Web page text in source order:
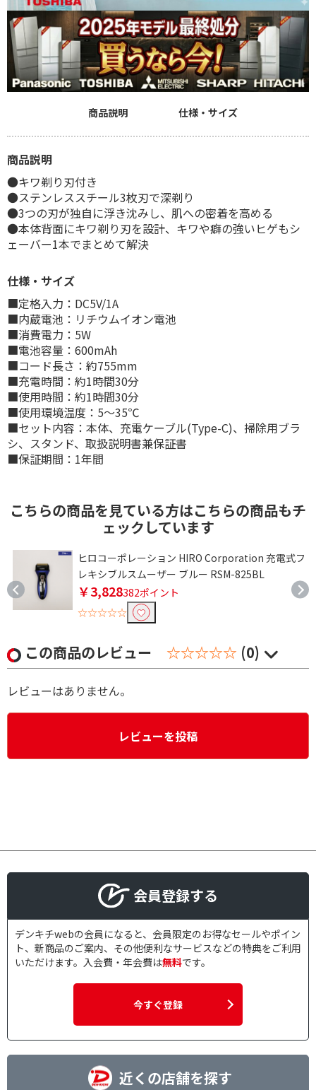
商品説明 仕様・サイズ
商品説明
●キワ剃り刃付き
●ステンレススチール3枚刃で深剃り
●3つの刃が独自に浮き沈みし、肌への密着を高める
●本体背面にキワ剃り刃を設計、キワや癖の強いヒゲもシ
ェーバー1本でまとめて解決
仕様・サイズ
■定格入力：DC5V/1A
■内蔵電池：リチウムイオン電池
■消費電力：5W
■電池容量：600mAh
■コード長さ：約755mm
■充電時間：約1時間30分
■使用時間：約1時間30分
■使用環境温度：5～35℃
■セット内容：本体、充電ケーブル(Type-C)、掃除用ブラ
シ、スタンド、取扱説明書兼保証書
■保証期間：1年間
こちらの商品を見ている方はこちらの商品もチ
ェックしています
ヒロコーポレーション HIRO Corporation 充電式フ
レキシブルスムーザー ブルー RSM-825BL
￥3,828382ポイント
☆☆☆☆☆
この商品のレビュー ☆☆☆☆☆ (0)
レビューはありません。
レビューを投稿
会員登録する
デンキチwebの会員になると、会員限定のお得なセールやポイン
ト、新商品のご案内、その他便利なサービスなどの特典をご利用
いただけます。入会費・年会費は無料です。
今すぐ登録
近くの店舗を探す